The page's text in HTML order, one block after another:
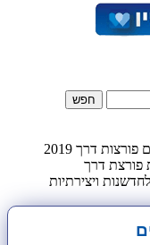
זוכת הפרס העולמי INNOVACTION לחדשנות ויצירתיות